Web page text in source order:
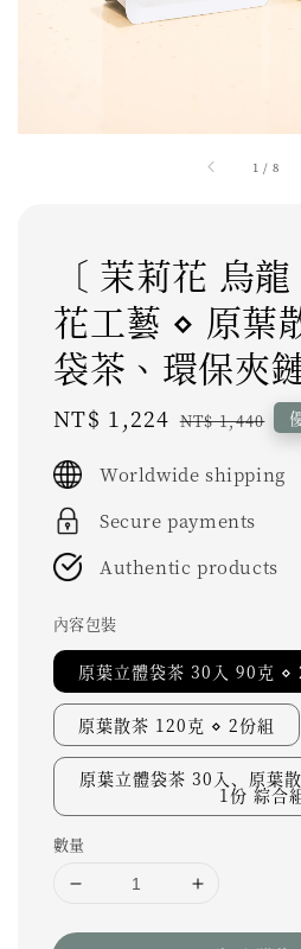
1 / 8
〔 茉莉花 烏
花工藝 ⋄ 原葉
袋茶、環保夾
Sale
NT$ 1,224 Regular
NT$ 1,440
Worldwide shipping
Secure payments
Authentic products
內容包裝
原葉立體袋茶 30入 90克 ⋄
原葉散茶 120克 ⋄ 2份組
原葉立體袋茶 30入、原葉
1份 綜合
數量